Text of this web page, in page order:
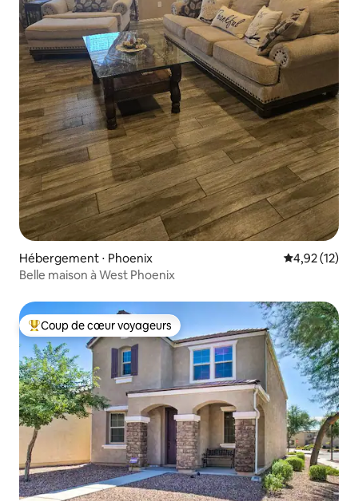
Hébergement ⋅ Phoenix Évaluation
4,92 (12)
Belle maison à West Phoenix
Coups de cœur voyageurs les plus appréciés
Coup de cœur voyageurs